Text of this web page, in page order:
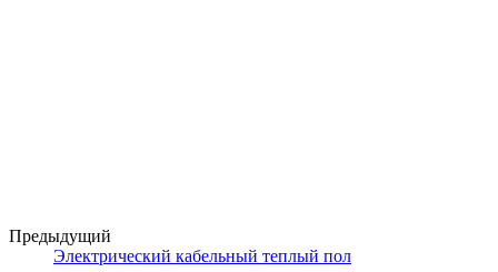
Предыдущий
Электрический кабельный теплый пол